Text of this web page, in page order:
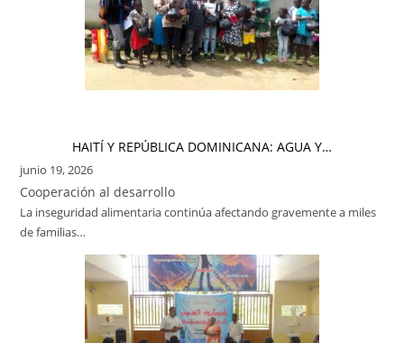
HAITÍ Y REPÚBLICA DOMINICANA: AGUA Y…
junio 19, 2026
Cooperación al desarrollo
La inseguridad alimentaria continúa afectando gravemente a miles
de familias…